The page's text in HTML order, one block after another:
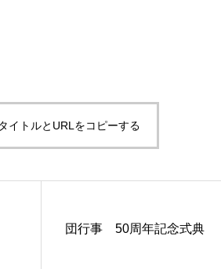
イトルとURLをコピーする
団行事 50周年記念式典